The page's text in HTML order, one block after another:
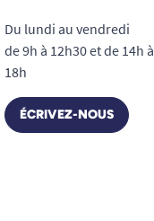
Du lundi au vendredi
de 9h à 12h30 et de 14h à
18h
ÉCRIVEZ-NOUS